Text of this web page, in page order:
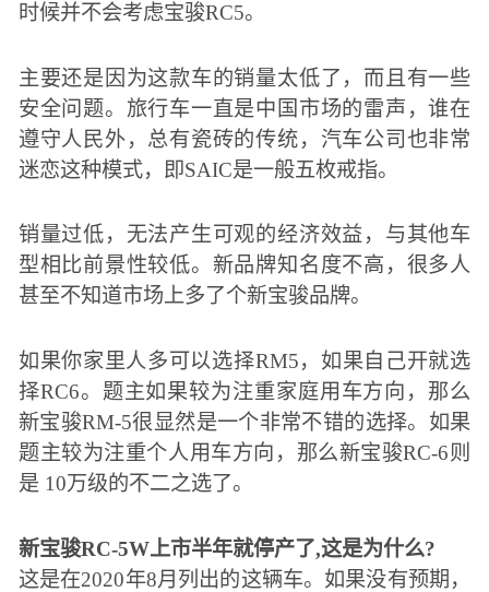
时候并不会考虑宝骏RC5。
主要还是因为这款车的销量太低了，而且有一些
安全问题。旅行车一直是中国市场的雷声，谁在
遵守人民外，总有瓷砖的传统，汽车公司也非常
迷恋这种模式，即SAIC是一般五枚戒指。
销量过低，无法产生可观的经济效益，与其他车
型相比前景性较低。新品牌知名度不高，很多人
甚至不知道市场上多了个新宝骏品牌。
如果你家里人多可以选择RM5，如果自己开就选
择RC6。题主如果较为注重家庭用车方向，那么
新宝骏RM-5很显然是一个非常不错的选择。如果
题主较为注重个人用车方向，那么新宝骏RC-6则
是 10万级的不二之选了。
新宝骏RC-5W上市半年就停产了,这是为什么?
这是在2020年8月列出的这辆车。如果没有预期，